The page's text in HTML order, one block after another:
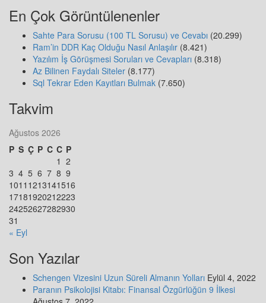
En Çok Görüntülenenler
Sahte Para Sorusu (100 TL Sorusu) ve Cevabı (20.299)
Ram’in DDR Kaç Olduğu Nasıl Anlaşılır (8.421)
Yazılım İş Görüşmesi Soruları ve Cevapları (8.318)
Az Bilinen Faydalı Siteler (8.177)
Sql Tekrar Eden Kayıtları Bulmak (7.650)
Takvim
Ağustos 2026
P S Ç P C C P
1 2
3 4 5 6 7 8 9
1011 1213141516
17181920212223
24252627282930
31
« Eyl
Son Yazılar
Schengen Vizesini Uzun Süreli Almanın Yolları Eylül 4, 2022
Paranın Psikolojisi Kitabı: Finansal Özgürlüğün 9 İlkesi